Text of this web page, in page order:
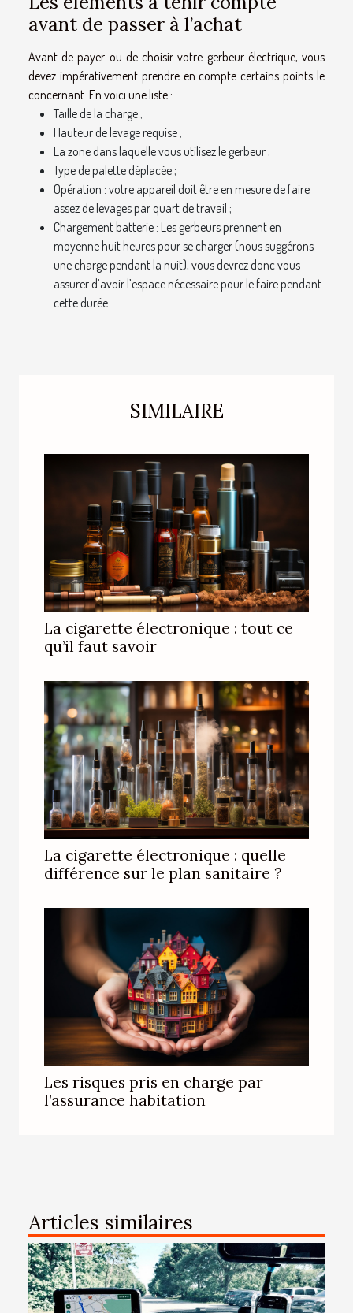
avant de passer à l’achat
Avant de payer ou de choisir votre gerbeur électrique, vous
devez impérativement prendre en compte certains points le
concernant. En voici une liste :
Taille de la charge ;
Hauteur de levage requise ;
La zone dans laquelle vous utilisez le gerbeur ;
Type de palette déplacée ;
Opération : votre appareil doit être en mesure de faire
assez de levages par quart de travail ;
Chargement batterie : Les gerbeurs prennent en
moyenne huit heures pour se charger (nous suggérons
une charge pendant la nuit), vous devrez donc vous
assurer d’avoir l’espace nécessaire pour le faire pendant
cette durée.
SIMILAIRE
La cigarette électronique : tout ce
qu’il faut savoir
La cigarette électronique : quelle
différence sur le plan sanitaire ?
Les risques pris en charge par
l’assurance habitation
Articles similaires